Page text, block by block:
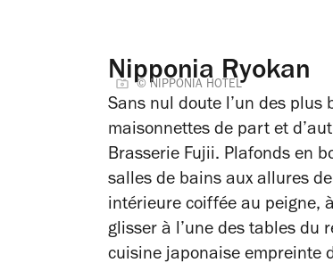
Nipponia Ryokan
© NIPPONIA HOTEL
Sans nul doute l’un des
maisonnettes de part et
Brasserie Fujii. Plafonds en
salles de bains aux allures
intérieure coiffée au peigne,
glisser à l’une des tables du
cuisine japonaise empreinte